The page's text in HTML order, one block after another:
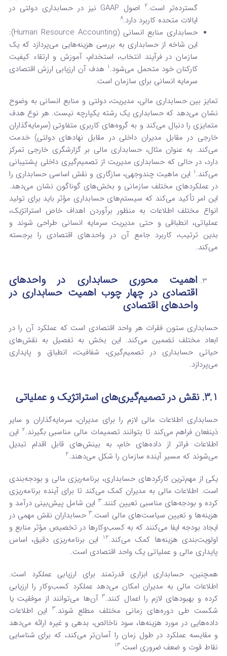
گسترده‌تر است.2
اصول GAAP نیز در حسابداری دولتی در
ایالات متحده کاربرد دارد.8
حسابداری منابع انسانی (Human Resource Accounting):
این شاخه از حسابداری به بررسی هزینه‌هایی می‌پردازد که یک
سازمان در فرآیند انتخاب، استخدام، آموزش و ارتقاء کیفیت
کارکنان خود متحمل می‌شود.1 هدف آن ارزیابی ارزش اقتصادی
سرمایه انسانی برای سازمان است.
تمایز بین حسابداری مالی، مدیریت، دولتی و منابع انسانی به وضوح
نشان می‌دهد که حسابداری یک رشته یکپارچه نیست. هر نوع هدف
متمایزی را دنبال می‌کند و به گروه‌های کاربری متفاوتی (سرمایه‌گذاران
خارجی در مقابل مدیران داخلی در مقابل نهادهای دولتی) خدمت
می‌کند. به عنوان مثال، حسابداری مالی بر گزارشگری خارجی تمرکز
دارد، در حالی که حسابداری مدیریت از تصمیم‌گیری داخلی پشتیبانی
می‌کند.1 این ماهیت چندوجهی، سازگاری و نقش اساسی حسابداری را
در عملکردهای مختلف سازمانی و بخش‌های گوناگون نشان می‌دهد.
این امر تأکید می‌کند که سیستم‌های حسابداری مؤثر باید برای تولید
انواع مختلف اطلاعات به منظور برآوردن اهداف خاص استراتژیک،
عملیاتی، انطباقی و حتی مدیریت سرمایه انسانی طراحی شوند و
بدین ترتیب، کاربرد جامع آن در واحدهای اقتصادی را برجسته
می‌کند.
اهمیت محوری حسابداری در واحدهای
اقتصادیدر چهار چوب اهمیت حسابداری در
واحدهای اقتصادی
حسابداری ستون فقرات هر واحد اقتصادی است که عملکرد آن را در
ابعاد مختلف تضمین می‌کند. این بخش به تفصیل به نقش‌های
حیاتی حسابداری در تصمیم‌گیری، شفافیت، انطباق و پایداری
می‌پردازد.
3.1. نقش در تصمیم‌گیری‌های استراتژیک و عملیاتی
حسابداری اطلاعات مالی لازم را برای مدیران، سرمایه‌گذاران و سایر
ذینفعان فراهم می‌کند تا بتوانند تصمیمات مالی مناسبی بگیرند.2 این
اطلاعات فراتر از داده‌های خام، به بینش‌های قابل اقدام تبدیل
می‌شوند که مسیر آینده سازمان را شکل می‌دهند.2
یکی از مهم‌ترین کارکردهای حسابداری، برنامه‌ریزی مالی و بودجه‌بندی
است. اطلاعات مالی به مدیران کمک می‌کند تا برای آینده برنامه‌ریزی
کرده و بودجه‌های مناسبی تعیین کنند.3 این شامل پیش‌بینی درآمد و
هزینه‌ها و تعیین سیاست‌های مالی است.3حسابداران نقش مهمی در
ایجاد بودجه ایفا می‌کنند که به کسب‌وکارها در تخصیص مؤثر منابع و
اولویت‌بندی هزینه‌ها کمک می‌کند.12
این برنامه‌ریزی دقیق، اساس
پایداری مالی و عملیاتی یک واحد اقتصادی است.
همچنین، حسابداری ابزاری قدرتمند برای ارزیابی عملکرد است.
اطلاعات مالی به مدیران امکان می‌دهد عملکرد کسب‌وکار را ارزیابی
کرده و بهبودهای لازم را اعمال کنند.3آن‌ها می‌توانند از موفقیت یا
شکست طی دوره‌های زمانی مختلف مطلع شوند.3
این اطلاعات
داده‌هایی در مورد هزینه‌ها، سود ناخالص، بدهی و غیره ارائه می‌دهد
و مقایسه عملکرد در طول زمان را آسان‌تر می‌کند، که برای شناسایی
نقاط قوت و ضعف ضروری است.13